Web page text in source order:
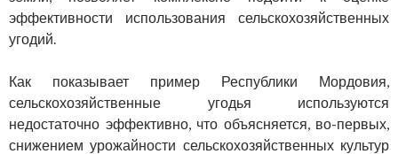
эффективности использования сельскохозяйственных
угодий.
Как показывает пример Республики Мордовия,
сельскохозяйственные угодья используются
недостаточно эффективно, что объясняется, во-первых,
снижением урожайности сельскохозяйственных культур